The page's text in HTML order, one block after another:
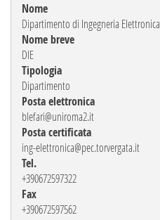
Nome
Dipartimento di Ingegneria Elettronica
Nome breve
DIE
Tipologia
Dipartimento
Posta elettronica
blefari@uniroma2.it
Posta certificata
ing-elettronica@pec.torvergata.it
Tel.
+390672597322
Fax
+390672597562